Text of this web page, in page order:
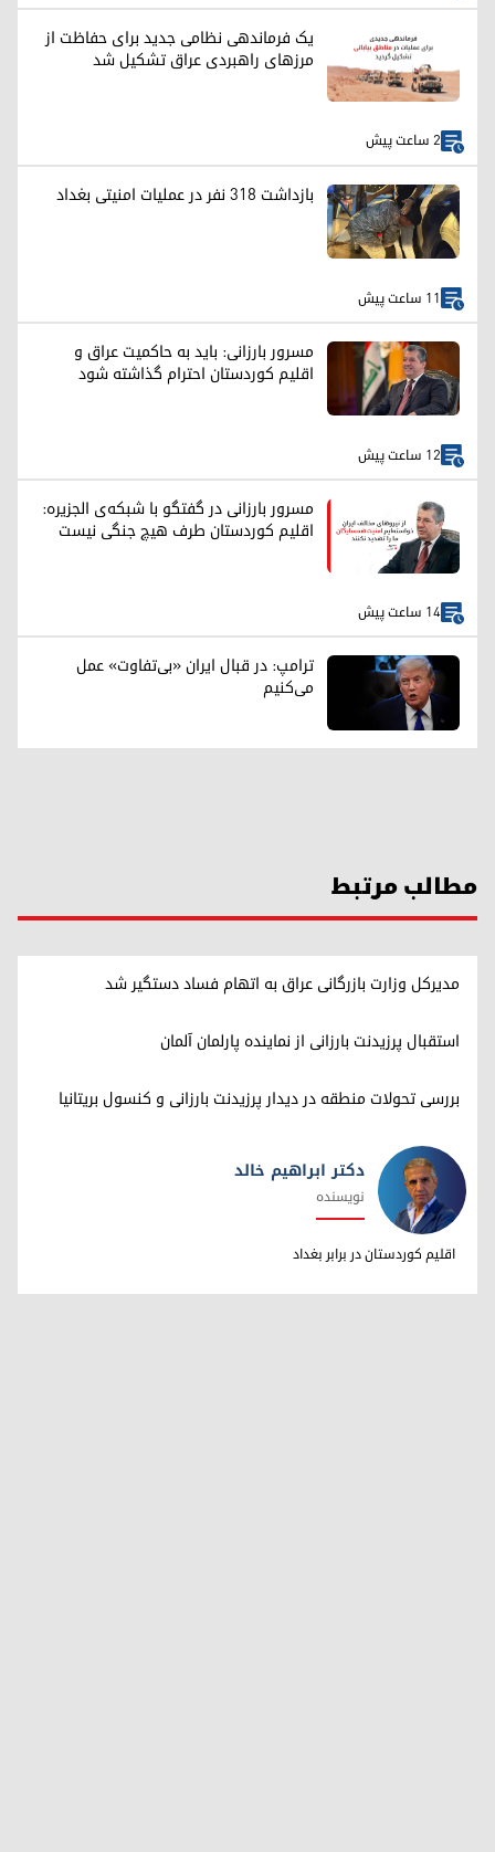
یک فرماندهی نظامی جدید برای حفاظت از
مرزهای راهبردی عراق تشکیل شد
2 ساعت پیش
بازداشت ۳۱۸ نفر در عملیات امنیتی بغداد
11 ساعت پیش
مسرور بارزانی: باید به حاکمیت عراق و
اقلیم کوردستان احترام گذاشته شود
12 ساعت پیش
مسرور بارزانی در گفتگو با شبکه‌ی الجزیره:
اقلیم کوردستان طرف هیچ جنگی نیست
14 ساعت پیش
ترامپ: در قبال ایران «بی‌تفاوت» عمل
می‌کنیم
مطالب مرتبط
مدیرکل وزارت بازرگانی عراق به اتهام فساد دستگیر شد
استقبال پرزیدنت بارزانی از نماینده پارلمان آلمان
بررسی تحولات منطقه در دیدار پرزیدنت بارزانی و کنسول بریتانیا
دکتر ابراهیم خالد
دکتر ابراهیم خالد
نویسنده
اقلیم کوردستان در برابر بغداد